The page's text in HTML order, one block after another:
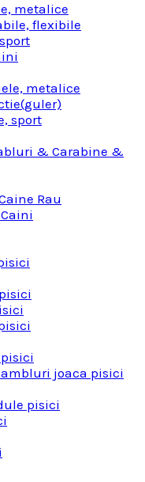
metalice
flexibile
metalice
sport
& Carabine &
Rau
joaca pisici
pisici